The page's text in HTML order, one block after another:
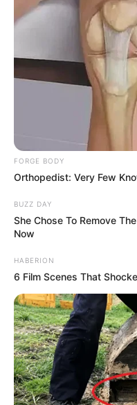
FORGE BODY
Orthopedist: Very Few
BUZZ DAY
She Chose To Remove
Now
HABERION
6 Film Scenes That